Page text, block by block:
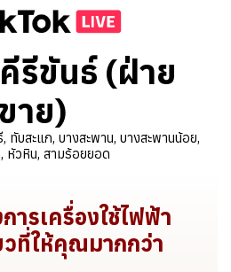
รีขันธ์ (ฝ่าย
ขาย)
ทับสะแก, บางสะพาน, บางสะพานน้อย,
หัวหิน, สามร้อยยอด
ารเครื่องใช้ไฟฟ้า
ที่ให้คุณมากกว่า